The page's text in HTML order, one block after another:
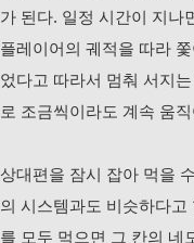
가 된다. 일정 시간이 지나
플레이어의 궤적을 따라
었다고 따라서 멈춰 서지
로 조금씩이라도 계속 움
상대편을 잠시 잡아 먹을
의 시스템과도 비슷하다고
를 모두 먹으면 그 칸의 네